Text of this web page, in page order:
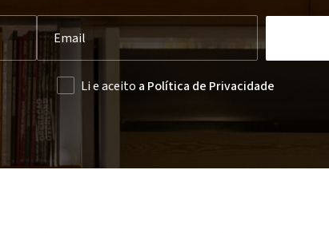
Li e aceito a Política de Privacidade